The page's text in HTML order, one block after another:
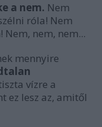
a nem. Nem
róla! Nem
nem, nem...
mennyire
vízre a
ez lesz az, amitől